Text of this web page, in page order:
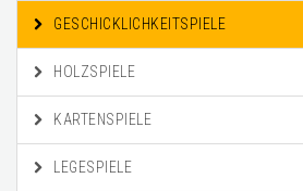
GESCHICKLICHKEITSPIELE
HOLZSPIELE
KARTENSPIELE
LEGESPIELE